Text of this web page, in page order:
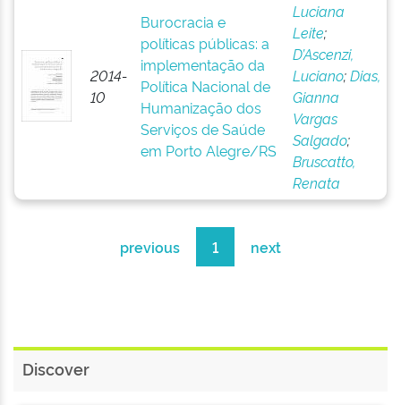
2014-
10
Burocracia e
políticas públicas: a
implementação da
Política Nacional de
Humanização dos
Serviços de Saúde
em Porto Alegre/RS
Luciana
Leite;
D’Ascenzi,
Luciano;Dias,
Gianna
Vargas
Salgado;
Bruscatto,
Renata
previous 1 next
Discover